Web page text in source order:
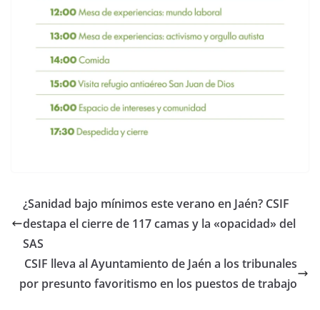
¿Sanidad bajo mínimos este verano en Jaén? CSIF
destapa el cierre de 117 camas y la «opacidad» del
SAS
CSIF lleva al Ayuntamiento de Jaén a los tribunales
por presunto favoritismo en los puestos de trabajo